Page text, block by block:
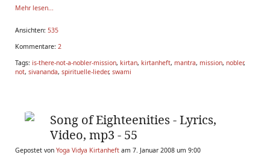
Mehr lesen...
Ansichten: 535
Kommentare: 2
Tags: is-there-not-a-nobler-mission, kirtan, kirtanheft, mantra, mission, nobler,
not, sivananda, spirituelle-lieder, swami
Song of Eighteenities - Lyrics,
Video, mp3 - 55
Gepostet von Yoga Vidya Kirtanheft am 7. Januar 2008 um 9:00